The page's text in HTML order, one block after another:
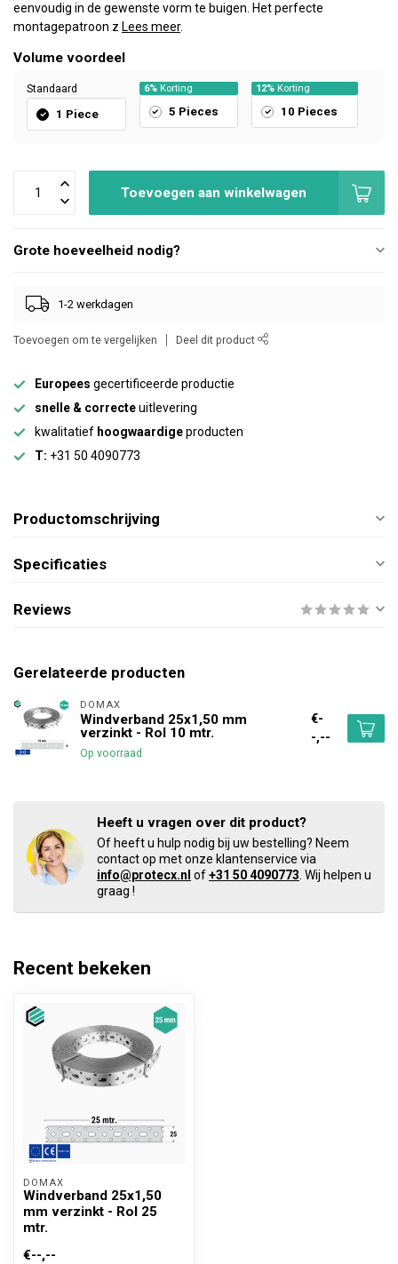
eenvoudig in de gewenste vorm te buigen. Het perfecte
montagepatroon z Lees meer.
Volume voordeel
Standaard
1 Piece
6%Korting
5 Pieces
12% Korting
10 Pieces
Toevoegen aan winkelwagen
Grote hoeveelheid nodig?
1-2 werkdagen
Toevoegen om te vergelijken Deel dit product
Europees gecertificeerde productie
snelle & correcteuitlevering
kwalitatief hoogwaardigeproducten
T: +31 50 4090773
Productomschrijving
Specificaties
Reviews
Gerelateerde producten
DOMAX
Windverband 25x1,50 mm
verzinkt - Rol 10 mtr.
Op voorraad
€-
-,--
Heeft u vragen over dit product?
Of heeft u hulp nodig bij uw bestelling? Neem
contact op met onze klantenservice via
info@protecx.nl of+31 50 4090773 . Wij helpen u
graag !
Recent bekeken
DOMAX
Windverband 25x1,50
mm verzinkt - Rol 25
mtr.
€--,--